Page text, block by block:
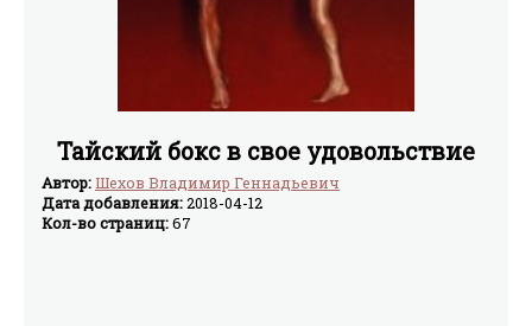
Тайский бокс в свое удовольствие
Автор:Шехов Владимир Геннадьевич
Дата добавления:2018-04-12
Кол-во страниц:67